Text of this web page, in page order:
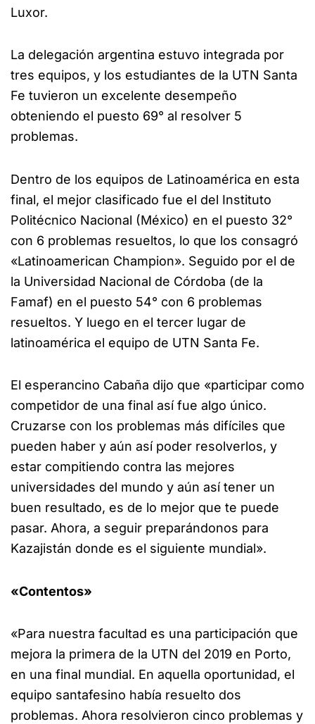
Luxor.
La delegación argentina estuvo integrada por
tres equipos, y los estudiantes de la UTN Santa
Fe tuvieron un excelente desempeño
obteniendo el puesto 69° al resolver 5
problemas.
Dentro de los equipos de Latinoamérica en esta
final, el mejor clasificado fue el del Instituto
Politécnico Nacional (México) en el puesto 32°
con 6 problemas resueltos, lo que los consagró
«Latinoamerican Champion». Seguido por el de
la Universidad Nacional de Córdoba (de la
Famaf) en el puesto 54° con 6 problemas
resueltos. Y luego en el tercer lugar de
latinoamérica el equipo de UTN Santa Fe.
El esperancino Cabaña dijo que «participar como
competidor de una final así fue algo único.
Cruzarse con los problemas más difíciles que
pueden haber y aún así poder resolverlos, y
estar compitiendo contra las mejores
universidades del mundo y aún así tener un
buen resultado, es de lo mejor que te puede
pasar. Ahora, a seguir preparándonos para
Kazajistán donde es el siguiente mundial».
«Contentos»
«Para nuestra facultad es una participación que
mejora la primera de la UTN del 2019 en Porto,
en una final mundial. En aquella oportunidad, el
equipo santafesino había resuelto dos
problemas. Ahora resolvieron cinco problemas y